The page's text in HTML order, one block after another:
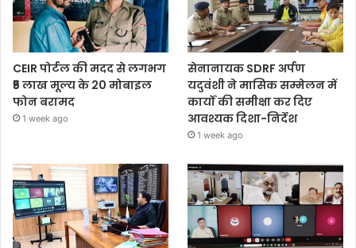
CEIR पोर्टल की मदद से लगभग
₹5 लाख मूल्य के 20 मोबाइल
फोन बरामद
1 week ago
सेनानायक SDRF अर्पण
यदुवंशी ने मासिक सम्मेलन में
कार्यों की समीक्षा कर दिए
आवश्यक दिशा-निर्देश
1 week ago